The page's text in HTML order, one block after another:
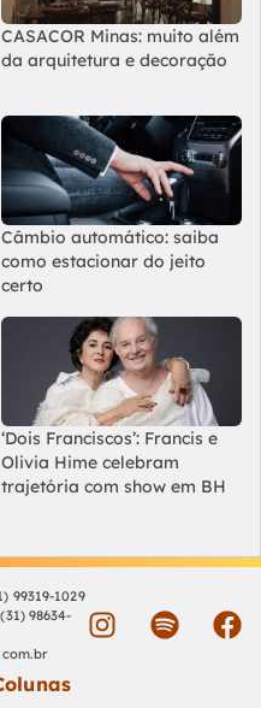
CASACOR Minas: muito além
da arquitetura e decoração
Câmbio automático: saiba
como estacionar do jeito
certo
‘Dois Franciscos’: Francis e
Olivia Hime celebram
trajetória com show em BH
99319-1029
(31) 98634-